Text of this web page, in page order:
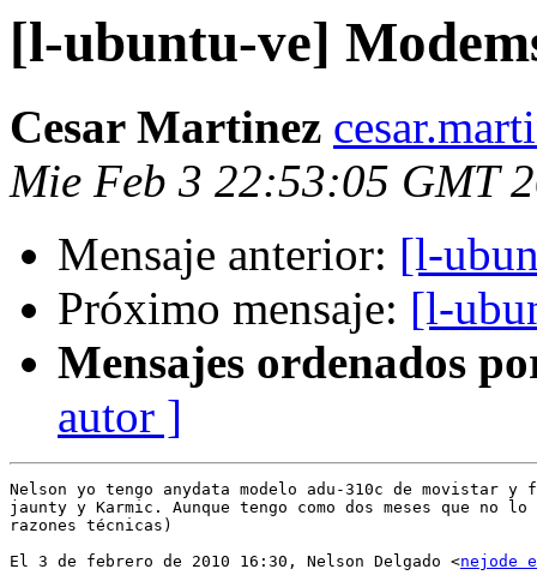
[l-ubuntu-ve]
Cesar Martinez
Mie Feb 3 22:53:05 GMT
Mensaje anterior: [l-
Próximo mensaje: [l-
Mensajes ordenados
autor ]
Nelson yo tengo anydata modelo adu-310c de movistar
jaunty y Karmic. Aunque tengo como dos meses que no
razones técnicas)
El 3 de febrero de 2010 16:30, Nelson Delgado <nejode